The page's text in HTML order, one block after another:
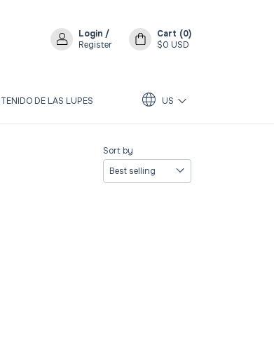
Login /
Register
Cart (0)
$0 USD
DE LAS LUPES US
Sort by